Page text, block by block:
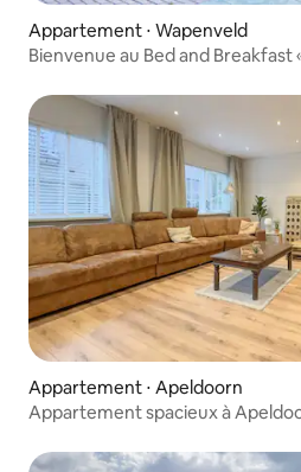
Appartement ⋅ Wapenveld
Bienvenue au Bed and Breakfast
Appartement ⋅ Apeldoorn
Appartement spacieux à